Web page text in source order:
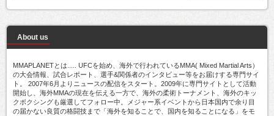
About us
MMAPLANETとは..... UFCを始め、海外で行われているMMA( Mixed Martial Arts）
の大会情報、試合レポート、選手&関係者のインタビュー等をお届けする専門サイ
ト。 2007年6月よりニュースの配信をスタート。2009年に専門サイトとして活動
開始し、海外MMAの現在を伝える一方で、海外の柔術トーナメント、海外のキッ
クボクシングも厳選してフォロー中。メジャー系イベントから日本国内で余り目
の届かない良質の格闘技まで「海外を知ることで、国内を知ることになる」をモ